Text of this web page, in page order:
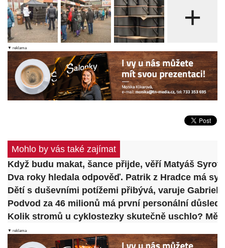
+
▼ reklama
Mohlo by vás také zajímat
Když budu makat, šance přijde, věří Matyáš
Dva roky hledala odpověď. Patrik z Hradce má
Dětí s duševními potížemi přibývá, varuje
Podvod za 46 milionů má první personální
Kolik stromů u cyklostezky skutečně uschlo?
▼ reklama